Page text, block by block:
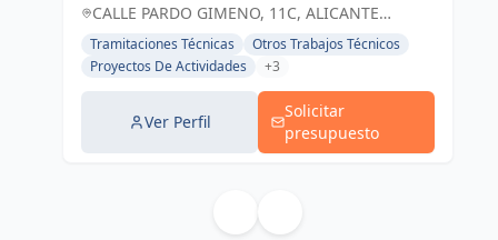
CALLE PARDO GIMENO, 11C, ALICANTE
(ALACANT), ESPAÑA, España
Tramitaciones Técnicas
Otros Trabajos Técnicos
Proyectos De Actividades
+3
Ver Perfil
Solicitar
presupuesto